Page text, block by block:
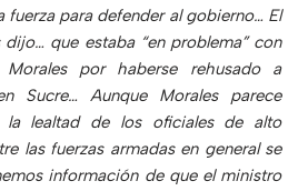
fuerza para defender al gobierno… El
dijo… que estaba “en problema” con
por haberse rehusado a
Sucre… Aunque Morales parece
la lealtad de los oficiales de alto
las fuerzas armadas en general se
información de que el ministro